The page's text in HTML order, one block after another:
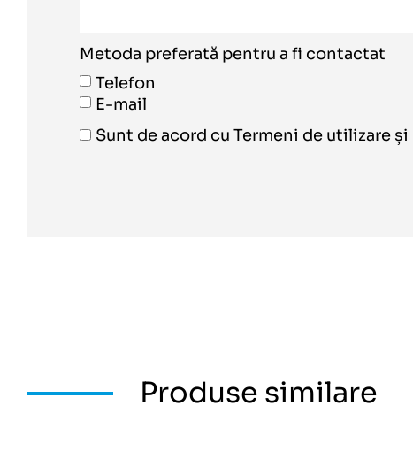
Metoda preferată pentru a fi contactat
Telefon
E-mail
Sunt de acord cu Termeni de utilizare și
Produse similare